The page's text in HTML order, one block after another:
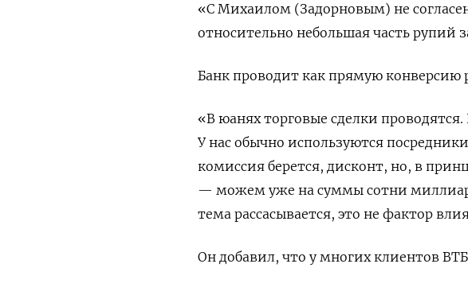
«С Михаилом (Задорновым) не
относительно небольшая часть рупий
Банк проводит как прямую конверсию
«В юанях торговые сделки
У нас обычно используются
комиссия берется, дисконт, но, в
— можем уже на суммы сотни
тема рассасывается, это не фактор
Он добавил, что у многих клиентов